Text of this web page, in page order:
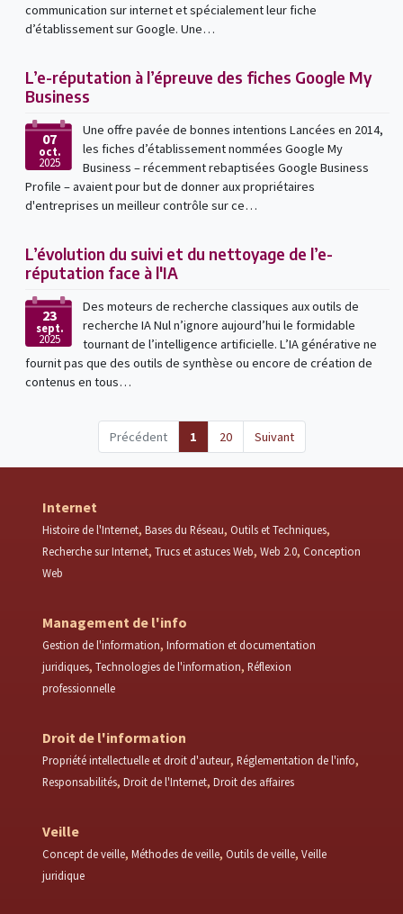
communication sur internet et spécialement leur fiche
d’établissement sur Google. Une…
L’e-réputation à l’épreuve des fiches Google My
Business
07
oct.
2025
Une offre pavée de bonnes intentions Lancées en 2014,
les fiches d’établissement nommées Google My
Business – récemment rebaptisées Google Business
Profile – avaient pour but de donner aux propriétaires
d'entreprises un meilleur contrôle sur ce…
L’évolution du suivi et du nettoyage de l’e-
réputation face à l'IA
23
sept.
2025
Des moteurs de recherche classiques aux outils de
recherche IA Nul n’ignore aujourd’hui le formidable
tournant de l’intelligence artificielle. L’IA générative ne
fournit pas que des outils de synthèse ou encore de création de
contenus en tous…
Précédent 1(current)
20 Suivant
Internet
Histoire de l'Internet Bases du Réseau Outils et Techniques
Recherche sur Internet Trucs et astuces Web Web 2.0 Conception
Web
Management de l'info
Gestion de l'information Information et documentation
juridiques Technologies de l'information Réflexion
professionnelle
Droit de l'information
Propriété intellectuelle et droit d'auteur Réglementation de l'info
Responsabilités Droit de l'Internet Droit des affaires
Veille
Concept de veille Méthodes de veille Outils de veille Veille
juridique